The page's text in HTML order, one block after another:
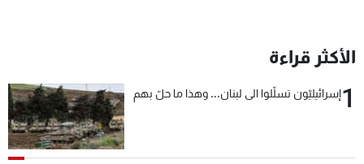
الأكثر قراءة
1إسرائيليّون تسلّلوا الى لبنان... وهذا ما حلّ بهم